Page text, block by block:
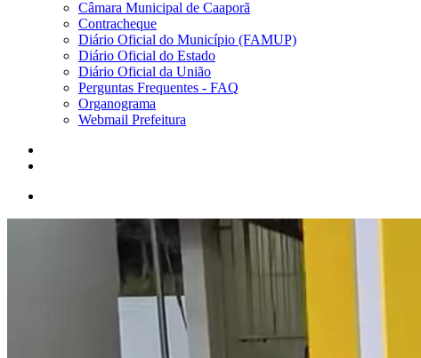
Câmara Municipal de Caaporã
Contracheque
Diário Oficial do Município (FAMUP)
Diário Oficial do Estado
Diário Oficial da União
Perguntas Frequentes - FAQ
Organograma
Webmail Prefeitura